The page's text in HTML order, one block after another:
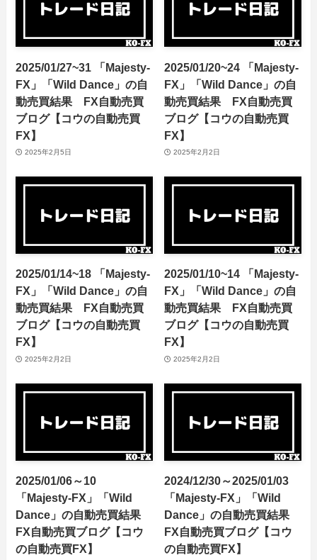
2025/01/27~31 「Majesty-
FX」「Wild Dance」の自
動売買結果 FX自動売買
ブログ【コウの自動売買
FX】
2025年2月5日
2025/01/20~24 「Majesty-
FX」「Wild Dance」の自
動売買結果 FX自動売買
ブログ【コウの自動売買
FX】
2025年2月2日
2025/01/14~18 「Majesty-
FX」「Wild Dance」の自
動売買結果 FX自動売買
ブログ【コウの自動売買
FX】
2025年2月2日
2025/01/10~14 「Majesty-
FX」「Wild Dance」の自
動売買結果 FX自動売買
ブログ【コウの自動売買
FX】
2025年2月2日
2025/01/06～10
「Majesty-FX」「Wild
Dance」の自動売買結果
FX自動売買ブログ【コウ
の自動売買FX】
2024/12/30～2025/01/03
「Majesty-FX」「Wild
Dance」の自動売買結果
FX自動売買ブログ【コウ
の自動売買FX】